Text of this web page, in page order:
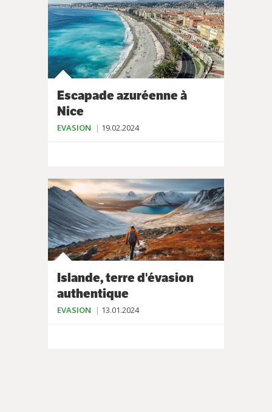
Escapade azuréenne à
Nice
EVASION 19.02.2024
Islande, terre d'évasion
authentique
EVASION 13.01.2024